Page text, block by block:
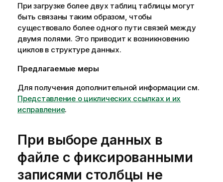
При загрузке более двух таблиц таблицы могут
быть связаны таким образом, чтобы
существовало более одного пути связей между
двумя полями. Это приводит к возникновению
циклов в структуре данных.
Предлагаемые меры
Для получения дополнительной информации см.
Представление о циклических ссылках и их
исправление.
При выборе данных в
файле с фиксированными
записями столбцы не